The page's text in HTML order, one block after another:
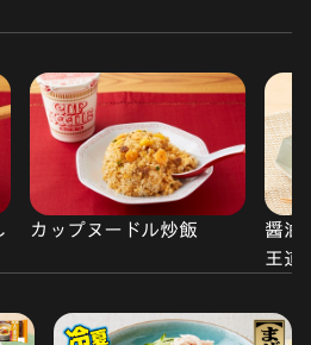
カップヌードル炒飯
醤油
王道